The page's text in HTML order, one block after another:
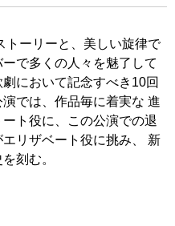
トーリーと、美しい旋律で
で多くの人々を魅了して
において記念すべき10回
では、作品毎に着実な 進
ト役に、この公演での退
リザベート役に挑み、 新
刻む。